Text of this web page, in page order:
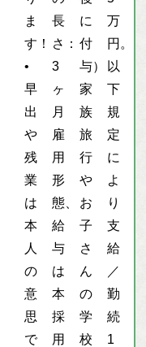
ま
す！
•
早
出
や
残
業
は
本
人
の
意
思
で
長
さ：
3
ヶ
月
雇
用
形
態、
給
与
は
本
採
用
に
付
与）
家
族
旅
行
や
お
子
さ
ん
の
学
校
万
円。
以
下
規
定
に
よ
り
支
給
／
勤
続
1